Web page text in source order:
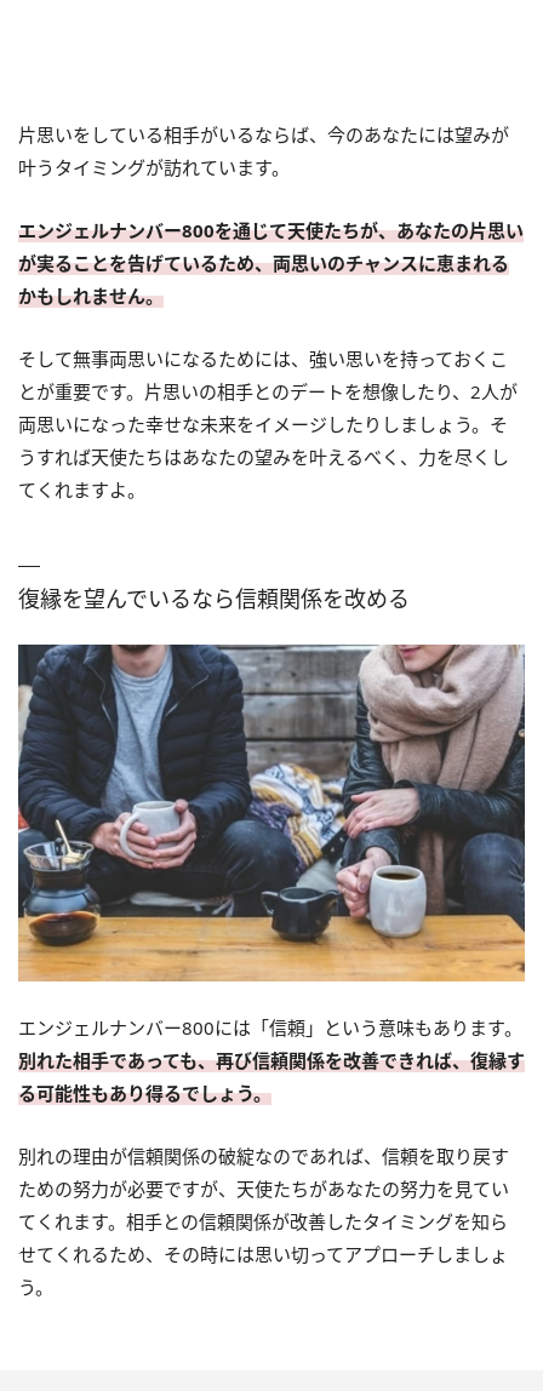
片思いをしている相手がいるならば、今のあなたには望みが
叶うタイミングが訪れています。
エンジェルナンバー800を通じて天使たちが、あなたの片思い
が実ることを告げているため、両思いのチャンスに恵まれる
かもしれません。
そして無事両思いになるためには、強い思いを持っておくこ
とが重要です。片思いの相手とのデートを想像したり、2人が
両思いになった幸せな未来をイメージしたりしましょう。そ
うすれば天使たちはあなたの望みを叶えるべく、力を尽くし
てくれますよ。
復縁を望んでいるなら信頼関係を改める
エンジェルナンバー800には「信頼」という意味もあります。
別れた相手であっても、再び信頼関係を改善できれば、復縁す
る可能性もあり得るでしょう。
別れの理由が信頼関係の破綻なのであれば、信頼を取り戻す
ための努力が必要ですが、天使たちがあなたの努力を見てい
てくれます。相手との信頼関係が改善したタイミングを知ら
せてくれるため、その時には思い切ってアプローチしましょ
う。